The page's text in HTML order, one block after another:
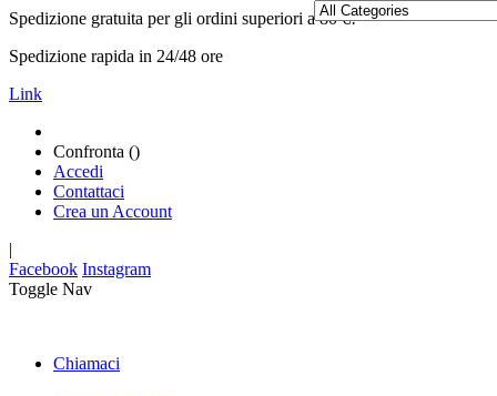
Spedizione gratuita per gli ordini superiori a 80 €!
Spedizione rapida in 24/48 ore
Link
Confronta ()
Accedi
Contattaci
Crea un Account
|
Facebook Instagram
Toggle Nav
Chiamaci